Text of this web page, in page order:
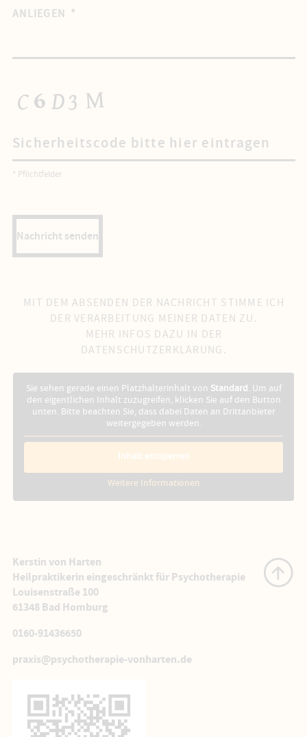
ANLIEGEN *
* Pflichtfelder
Nachricht senden
MIT DEM ABSENDEN DER NACHRICHT STIMME ICH
DER VERARBEITUNG MEINER DATEN ZU.
MEHR INFOS DAZU IN DER
DATENSCHUTZERKLÄRUNG.
Sie sehen gerade einen Platzhalterinhalt von Standard. Um auf
den eigentlichen Inhalt zuzugreifen, klicken Sie auf den Button
unten. Bitte beachten Sie, dass dabei Daten an Drittanbieter
weitergegeben werden.
Inhalt entsperren
Weitere Informationen
Kerstin von Harten
Heilpraktikerin eingeschränkt für Psychotherapie
Louisenstraße 100
61348 Bad Homburg
0160-91436650
praxis@psychotherapie-vonharten.de